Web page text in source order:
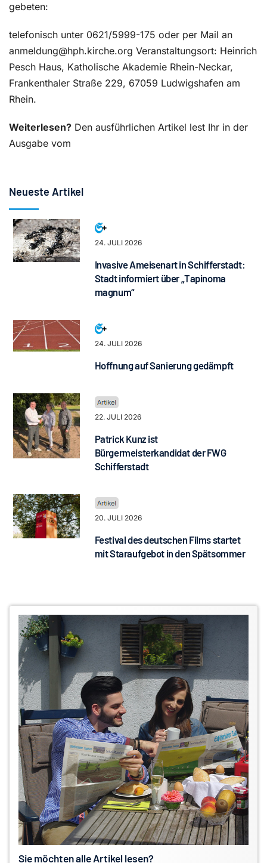
gebeten:
telefonisch unter 0621/5999-175 oder per Mail an
anmeldung@hph.kirche.org Veranstaltungsort: Heinrich
Pesch Haus, Katholische Akademie Rhein-Neckar,
Frankenthaler Straße 229, 67059 Ludwigshafen am
Rhein.
Weiterlesen? Den ausführlichen Artikel lest Ihr in der
Ausgabe vom
Neueste Artikel
24. JULI 2026
Invasive Ameisenart in Schifferstadt:
Stadt informiert über „Tapinoma
magnum“
24. JULI 2026
Hoffnung auf Sanierung gedämpft
22. JULI 2026
Patrick Kunz ist
Bürgermeisterkandidat der FWG
Schifferstadt
20. JULI 2026
Festival des deutschen Films startet
mit Staraufgebot in den Spätsommer
Sie möchten alle Artikel lesen?